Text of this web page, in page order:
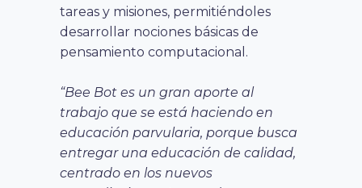
tareas y misiones, permitiéndoles
desarrollar nociones básicas de
pensamiento computacional.
“Bee Bot es un gran aporte al
trabajo que se está haciendo en
educación parvularia, porque busca
entregar una educación de calidad,
centrado en los nuevos